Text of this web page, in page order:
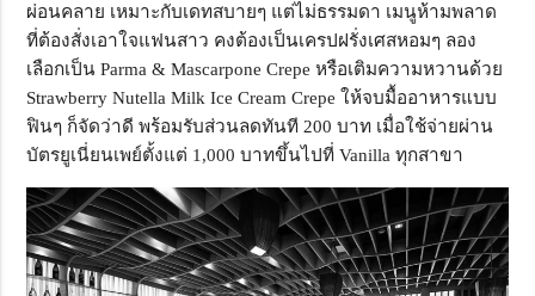
ผ่อนคลาย เหมาะกับเดทสบายๆ แต่ไม่ธรรมดา เมนูห้ามพลาด
ที่ต้องสั่งเอาใจแฟนสาว คงต้องเป็นเครปฝรั่งเศสหอมๆ ลอง
เลือกเป็น Parma & Mascarpone Crepe หรือเติมความหวานด้วย
Strawberry Nutella Milk Ice Cream Crepe ให้จบมื้ออาหารแบบ
ฟินๆ ก็จัดว่าดี พร้อมรับส่วนลดทันที 200 บาท เมื่อใช้จ่ายผ่าน
บัตรยูเนี่ยนเพย์ตั้งแต่ 1,000 บาทขึ้นไปที่ Vanilla ทุกสาขา